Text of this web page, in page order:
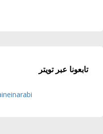
تابعونا عبر تويتر